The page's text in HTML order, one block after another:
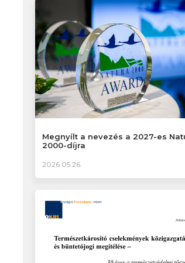
Megnyílt a nevezés a 2027-es
2000-díjra
2026.05.26.